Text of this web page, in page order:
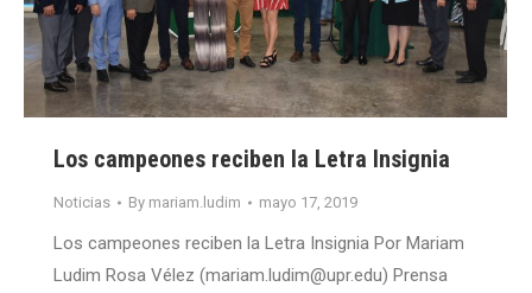
Los campeones reciben la Letra Insignia
Noticias By mariam.ludim mayo 17, 2019
Los campeones reciben la Letra Insignia Por Mariam
Ludim Rosa Vélez (mariam.ludim@upr.edu) Prensa